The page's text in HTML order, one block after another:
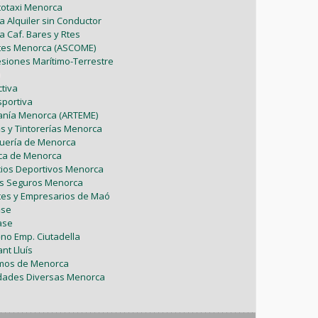
Menorca
Alquiler sin Conductor
Caf. Bares y Rtes
Menorca (ASCOME)
Marítimo-Terrestre
Menorca (ARTEME)
y Tintorerías Menorca
de Menorca
de Menorca
Deportivos Menorca
Seguros Menorca
y Empresarios de Maó
Emp. Ciutadella
Lluís
de Menorca
Diversas Menorca